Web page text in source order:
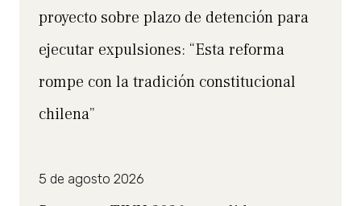
proyecto sobre plazo de detención para
ejecutar expulsiones: “Esta reforma
rompe con la tradición constitucional
chilena”
5 de agosto 2026